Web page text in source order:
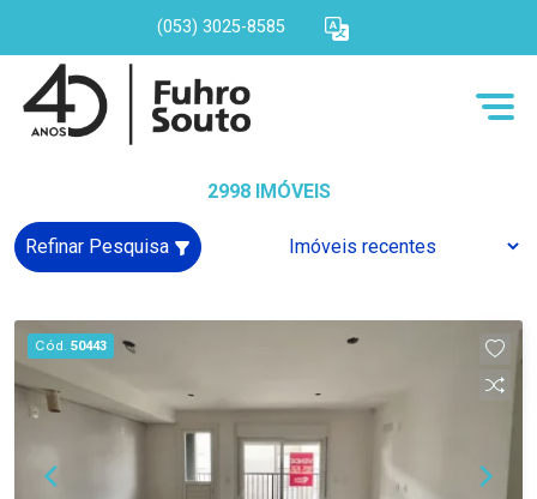
(053) 3025-8585
2998 IMÓVEIS
Refinar Pesquisa
Cód. 50443